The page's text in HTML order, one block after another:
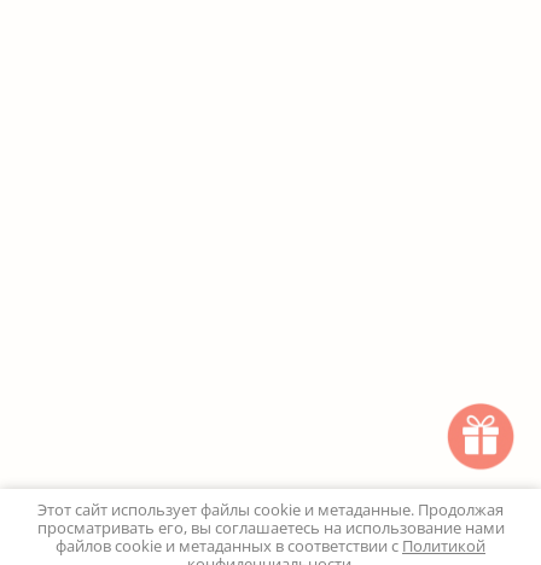
Этот сайт использует файлы cookie и метаданные. Продолжая
просматривать его, вы соглашаетесь на использование нами
файлов cookie и метаданных в соответствии с Политикой